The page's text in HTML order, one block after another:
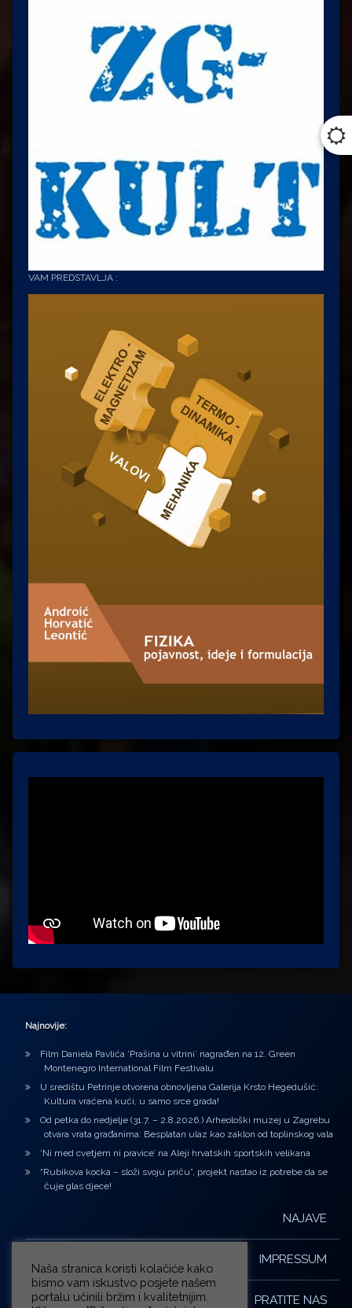
VAM PREDSTAVLJA :
Najnovije:
Film Daniela Pavlića ‘Prašina u vitrini’ nagrađen na 12. Green
Montenegro International Film Festivalu
U središtu Petrinje otvorena obnovljena Galerija Krsto Hegedušić:
Kultura vraćena kući, u samo srce grada!
Od petka do nedjelje (31.7. – 2.8.2026.) Arheološki muzej u Zagrebu
otvara vrata građanima: Besplatan ulaz kao zaklon od toplinskog vala
‘Ni med cvetjem ni pravice’ na Aleji hrvatskih sportskih velikana
“Rubikova kocka – složi svoju priču”, projekt nastao iz potrebe da se
čuje glas djece!
NAJAVE
IMPRESSUM
PRATITE NAS
Naša stranica koristi kolačiće kako
bismo vam iskustvo posjete našem
portalu učinili bržim i kvalitetnijim.